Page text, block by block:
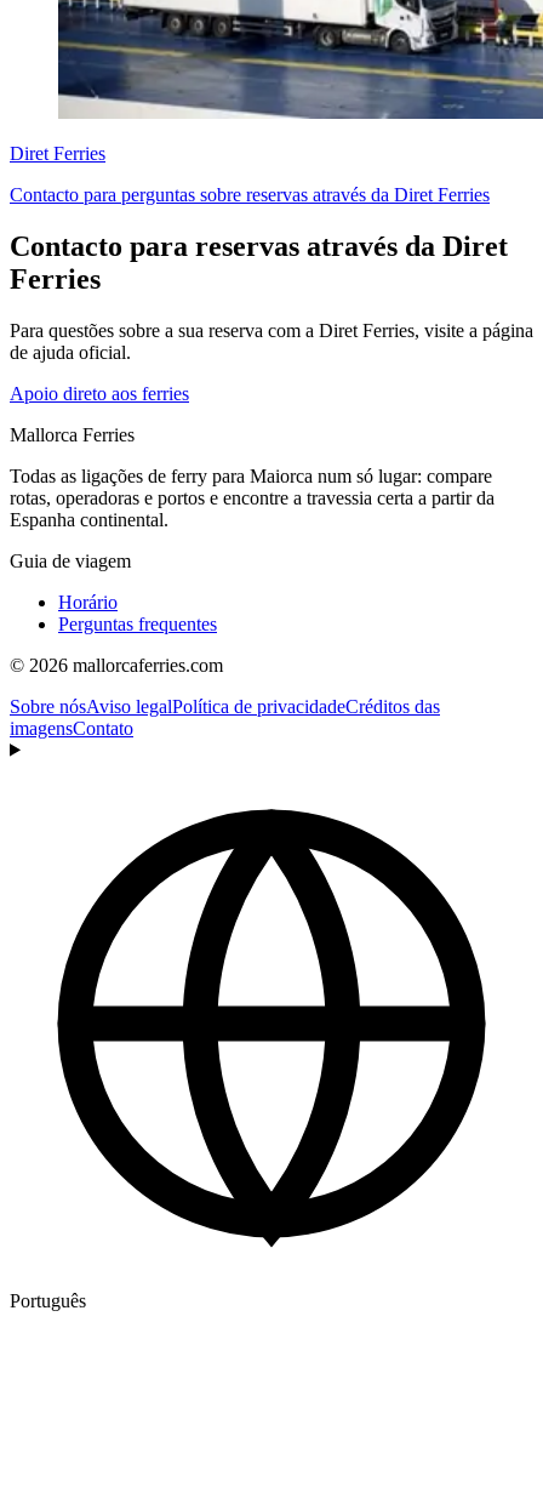
Diret Ferries
Contacto para perguntas sobre reservas através da Diret Ferries
Contacto para reservas através da Diret
Ferries
Para questões sobre a sua reserva com a Diret Ferries, visite a página
de ajuda oficial.
Apoio direto aos ferries
Mallorca Ferries
Todas as ligações de ferry para Maiorca num só lugar: compare
rotas, operadoras e portos e encontre a travessia certa a partir da
Espanha continental.
Guia de viagem
Horário
Perguntas frequentes
© 2026 mallorcaferries.com
Sobre nósAviso legalPolítica de privacidadeCréditos das
imagensContato
Português